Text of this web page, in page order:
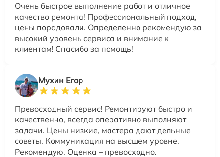
Очень быстрое выполнение работ и отличное
качество ремонта! Профессиональный подход,
цены порадовали. Определенно рекомендую за
высокий уровень сервиса и внимание к
клиентам! Спасибо за помощь!
Мухин Егор
Превосходный сервис! Ремонтируют быстро и
качественно, всегда оперативно выполняют
задачи. Цены низкие, мастера дают дельные
советы. Коммуникация на высшем уровне.
Рекомендую. Оценка – превосходно.